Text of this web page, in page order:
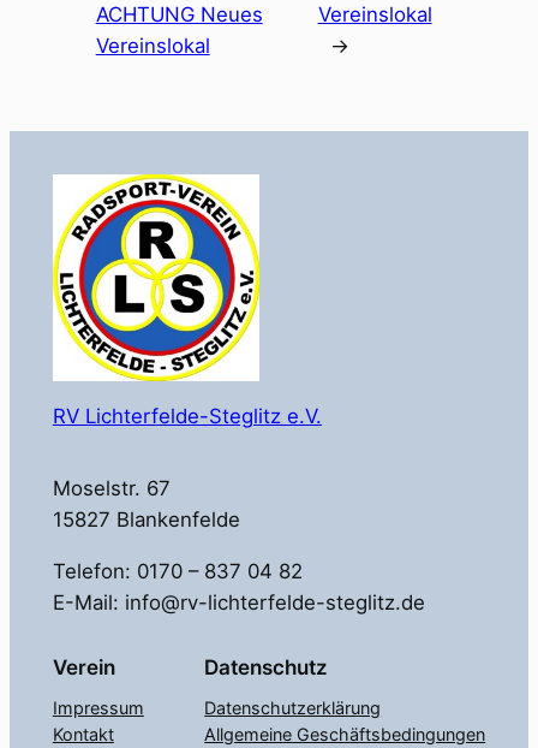
ACHTUNG Neues
Vereinslokal
Vereinslokal
→
RV Lichterfelde-Steglitz e.V.
Moselstr. 67
15827 Blankenfelde
Telefon: 0170 – 837 04 82
E-Mail: info@rv-lichterfelde-steglitz.de
Verein
Impressum
Kontakt
Datenschutz
Datenschutzerklärung
Allgemeine Geschäftsbedingungen